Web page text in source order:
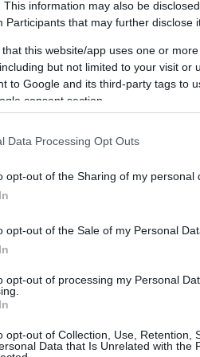
This information may also be
Participants that may further disclose
that this website/app uses one or
but not limited to your visit or
to Google and its third-party tags to
consent section.
Data Processing Opt Outs
opt-out of the Sharing of my personal
opt-out of the Sale of my Personal
opt-out of processing my Personal
opt-out of Collection, Use, Retention,
Data that Is Unrelated with the
TAMÁSI TERMÁLFÜRDŐ,
ÉLMÉNYFÜRDŐ
télen és nyáron egyaránt.
GYEREKEKNEK 2019
Az önfejlesztés egy
tudásának és